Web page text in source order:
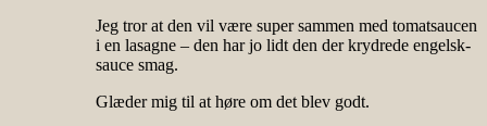
Jeg tror at den vil være super sammen med tomatsaucen
i en lasagne – den har jo lidt den der krydrede engelsk-
sauce smag.
Glæder mig til at høre om det blev godt.